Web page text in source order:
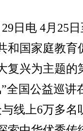
日电 4月25日
和国家庭教育
复兴为主题的
全国公益巡讲
线上6万多名